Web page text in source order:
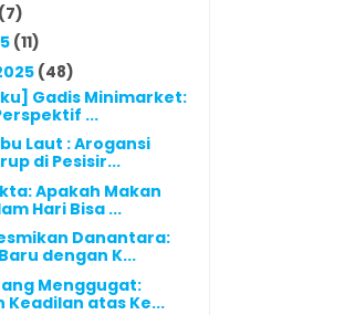
(7)
(11)
(48)
Gadis Minimarket:
...
Laut : Arogansi
di Pesisir...
Apakah Makan
Hari Bisa ...
Danantara:
dengan K...
Menggugat:
atas Ke...